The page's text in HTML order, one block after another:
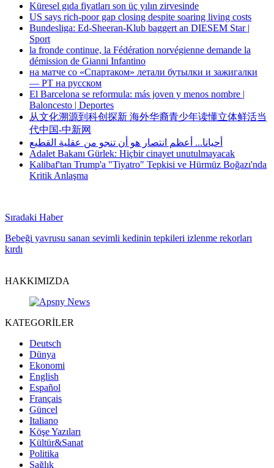
Küresel gıda fiyatları son üç yılın zirvesinde
US says rich-poor gap closing despite soaring living costs
Bundesliga: Ed-Sheeran-Klub baggert an DIESEM Star |
Sport
la fronde continue, la Fédération norvégienne demande la
démission de Gianni Infantino
на матче со «Спартаком» летали бутылки и зажигалки
— РТ на русском
El Barcelona se reformula: más joven y menos nombre |
Baloncesto | Deportes
从文化溯源到科创探新 海外华裔青少年读懂立体鲜活当
代中国-中新网
أحيانا... أعظم انتصار هو أن تنجو من عقلية القطيع
Adalet Bakanı Gürlek: Hiçbir cinayet unutulmayacak
Kalibaf'tan Trump'a "Tiyatro" Tepkisi ve Hürmüz Boğazı'nda
Kritik Anlaşma
Sıradaki Haber
Bebeği yavrusu sanan sevimli kedinin tepkileri izlenme rekorları
kırdı
HAKKIMIZDA
KATEGORİLER
Deutsch
Dünya
Ekonomi
English
Español
Français
Güncel
Italiano
Köşe Yazıları
Kültür&Sanat
Politika
Sağlık